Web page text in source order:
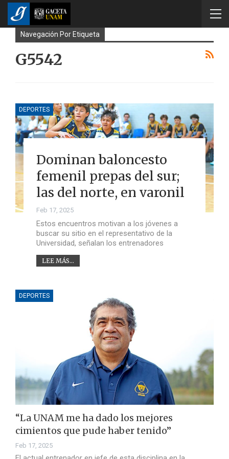
Navegación Por Etiqueta
G5542
DEPORTES
Dominan baloncesto
femenil prepas del sur;
las del norte, en varonil
Feb 17, 2025
Estos encuentros motivan a los jóvenes a
buscar su sitio en el representativo de la
Universidad, señalan los entrenadores
LEE MÁS...
DEPORTES
“La UNAM me ha dado los mejores
cimientos que pude haber tenido”
Feb 17, 2025